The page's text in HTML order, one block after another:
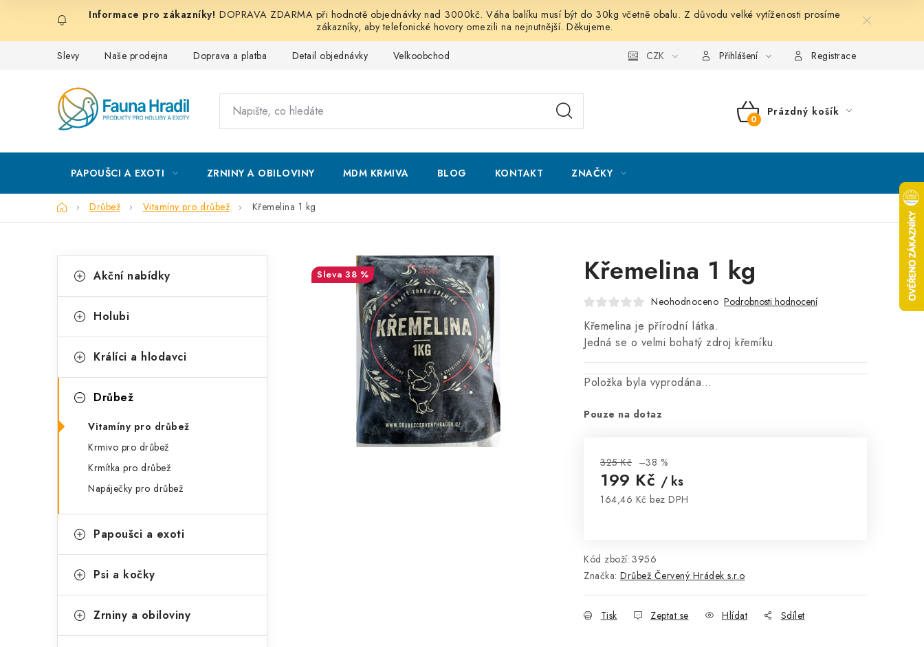
obsah
DOPRAVA ZDARMA při hodnotě objednávky nad 3000kč. Váha balíku musí být do 30kg včetně obalu. Z důvodu velké vytíženosti prosíme
zákazníky, aby telefonické hovory omezili na nejnutnější. Děkujeme.
Slevy Naše prodejna Doprava a platba Detail objednávky Velkoobchod Podmínky ochrany osobních údajů Mapa serveru Kontakt
CZK Přihlášení Registrace
NÁKUPNÍ
Prázdný košík
PAPOUŠCI A EXOTI ZRNINY A OBILOVINY MDM KRMIVA BLOG KONTAKT ZNAČKY
DomůDrůbež Vitamíny pro drůbež Křemelina 1 kg
o
t
r
n
n
kategorie
a
e
o
i
Akční nabídky
Holubi
Králíci a hlodavci
Drůbež
Vitamíny pro drůbež
Krmivo pro drůbež
Krmítka pro drůbež
Napáječky pro drůbež
Papoušci a exoti
Psi a kočky
Zrniny a obiloviny
Křemelina 1 kg
Neohodnoceno Podrobnosti hodnocení
Křemelina je přírodní látka.
Jedná se o velmi bohatý zdroj křemíku.
Položka byla vyprodána…
Pouze na dotaz
325 Kč –38 %
199 Kč / ks
164,46 Kč bez DPH
Kód zboží: 3956
Značka: Drůbež Červený Hrádek s.r.o
Tisk Zeptat se Hlídat Sdílet
38 %